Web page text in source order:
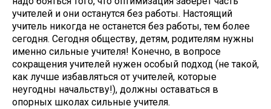
учителей и они останутся без работы. Настоящий
учитель никогда не останется без работы, тем более
сегодня. Сегодня обществу, детям, родителям нужны
именно сильные учителя! Конечно, в вопросе
сокращения учителей нужен особый подход (не такой,
как лучше избавляться от учителей, которые
неугодны начальству!), должны оставаться в
опорных школах сильные учителя.